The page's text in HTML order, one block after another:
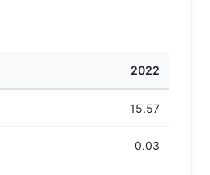
2022
15.57
0.03